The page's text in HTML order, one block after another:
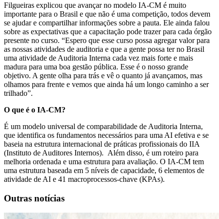
Filgueiras explicou que avançar no modelo IA-CM é muito
importante para o Brasil e que não é uma competição, todos devem
se ajudar e compartilhar informações sobre a pauta. Ele ainda falou
sobre as expectativas que a capacitação pode trazer para cada órgão
presente no curso. “Espero que esse curso possa agregar valor para
as nossas atividades de auditoria e que a gente possa ter no Brasil
uma atividade de Auditoria Interna cada vez mais forte e mais
madura para uma boa gestão pública. Esse é o nosso grande
objetivo. A gente olha para trás e vê o quanto já avançamos, mas
olhamos para frente e vemos que ainda há um longo caminho a ser
trilhado”.
O que é o IA-CM?
É um modelo universal de comparabilidade de Auditoria Interna,
que identifica os fundamentos necessários para uma AI efetiva e se
baseia na estrutura internacional de práticas profissionais do IIA
(Instituto de Auditores Internos). Além disso, é um roteiro para
melhoria ordenada e uma estrutura para avaliação. O IA-CM tem
uma estrutura baseada em 5 níveis de capacidade, 6 elementos de
atividade de AI e 41 macroprocessos-chave (KPAs).
Outras notícias